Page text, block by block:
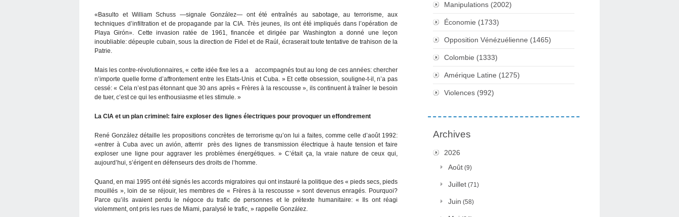
«Basulto et William Schuss —signale González— ont été entraînés au sabotage, au terrorisme, aux
techniques d’infiltration et de propagande par la CIA. Très jeunes, ils ont été impliqués dans l’opération de
Playa Girón». Cette invasion ratée de 1961, financée et dirigée par Washington a donné une leçon
inoubliable: dépeuple cubain, sous la direction de Fidel et de Raúl, écraserait toute tentative de trahison de la
Patrie.
Mais les contre-révolutionnaires, « cette idée fixe les a a accompagnés tout au long de ces années: chercher
n’importe quelle forme d’affrontement entre les Etats-Unis et Cuba. » Et cette obsession, souligne-t-il, n’a pas
cessé: « Cela n’est pas étonnant que 30 ans après « Frères à la rescousse », ils continuent à traîner le besoin
de tuer, c’est ce qui les enthousiasme et les stimule. »
La CIA et un plan criminel: faire exploser des lignes électriques pour provoquer un effondrement
René González détaille les propositions concrètes de terrorisme qu’on lui a faites, comme celle d’août 1992:
«entrer à Cuba avec un avión, atterrir près des lignes de transmission électrique à haute tension et faire
exploser une ligne pour aggraver les problèmes énergétiques. » C’était ça, la vraie nature de ceux qui,
aujourd’hui, s’érigent en défenseurs des droits de l’homme.
Quand, en mai 1995 ont été signés les accords migratoires qui ont instauré la politique des « pieds secs, pieds
mouillés », loin de se réjouir, les membres de « Frères à la rescousse » sont devenus enragés. Pourquoi?
Parce qu’ils avaient perdu le négoce du trafic de personnes et le prétexte humanitaire: « Ils ont réagi
violemment, ont pris les rues de Miami, paralysé le trafic, » rappelle González.
Manipulations (2002)
Économie (1733)
Opposition Vénézuélienne (1465)
Colombie (1333)
Amérique Latine (1275)
Violences (992)
Archives
2026
Août (9)
Juillet (71)
Juin (58)